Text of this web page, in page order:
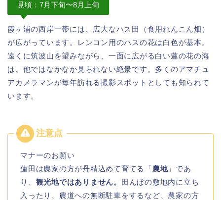
見頃：7月下旬〜8月上旬
霞ヶ浦の西岸一帯には、広大なハス田（食用れんこん畑）
が広がっています。レンコン用のハスの花は白色が基本。
遠くに筑波山を望みながら、一面に広がる白い蓮の花の海
は、他ではなかなか見られない絶景です。多くのアマチュ
アカメラマンが毎年訪れる撮影スポットとしても知られて
います。
マナーのお願い
蓮田は農家の方が丹精込めて育てる「農地」であ
り、 観光地ではありません。 田んぼの敷地内に立ち
入ったり、農道への無断駐車をするなど、農家の方